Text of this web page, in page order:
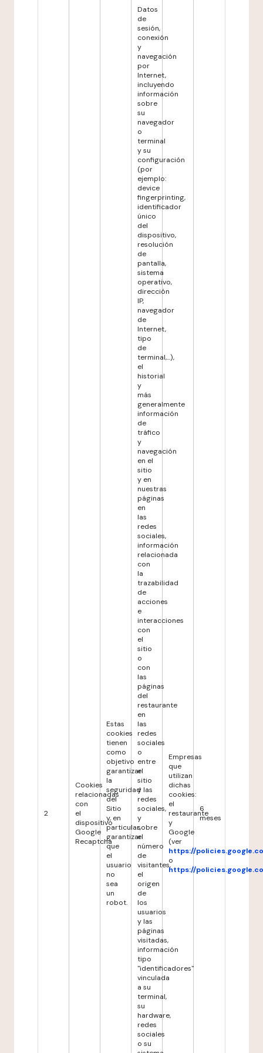
2
Cookies
relacionadas
con
el
dispositivo
Google
Recaptcha
Estas
cookies
tienen
como
objetivo
garantizar
la
seguridad
del
Sitio
y, en
particular,
garantizar
que
el
usuario
no
sea
un
robot.
Datos
de
sesión,
conexión
y
navegación
por
Internet,
incluyendo
información
sobre
su
navegador
o
terminal
y su
configuración
(por
ejemplo:
device
fingerprinting,
identificador
único
del
dispositivo,
resolución
de
pantalla,
sistema
operativo,
dirección
IP,
navegador
de
Internet,
tipo
de
terminal,...),
el
historial
y
más
generalmente
información
de
tráfico
y
navegación
en el
sitio
y en
nuestras
páginas
en
las
redes
sociales,
información
relacionada
con
la
trazabilidad
de
acciones
e
interacciones
con
el
sitio
o
con
las
páginas
del
restaurante
en
las
redes
sociales
o
entre
el
sitio
y las
redes
sociales,
y
sobre
el
número
de
visitantes,
el
origen
de
los
usuarios
y las
páginas
visitadas,
información
tipo
"identificadores"
vinculada
a su
terminal,
su
hardware,
redes
sociales
o su
Empresas
que
utilizan
dichas
cookies:
el
restaurante
y
Google
(ver
https://
o
https://
6
meses